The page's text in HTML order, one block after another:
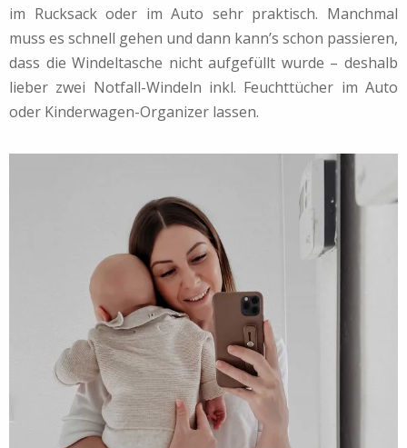
im Rucksack oder im Auto sehr praktisch. Manchmal
muss es schnell gehen und dann kann’s schon passieren,
dass die Windeltasche nicht aufgefüllt wurde – deshalb
lieber zwei Notfall-Windeln inkl. Feuchttücher im Auto
oder Kinderwagen-Organizer lassen.